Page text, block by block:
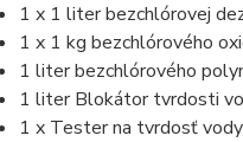
1 x 1 liter bezchlórovej
1 x 1 kg bezchlórového
1 liter bezchlórového
1 liter Blokátor tvrdosti
1 x Tester na tvrdosť vody